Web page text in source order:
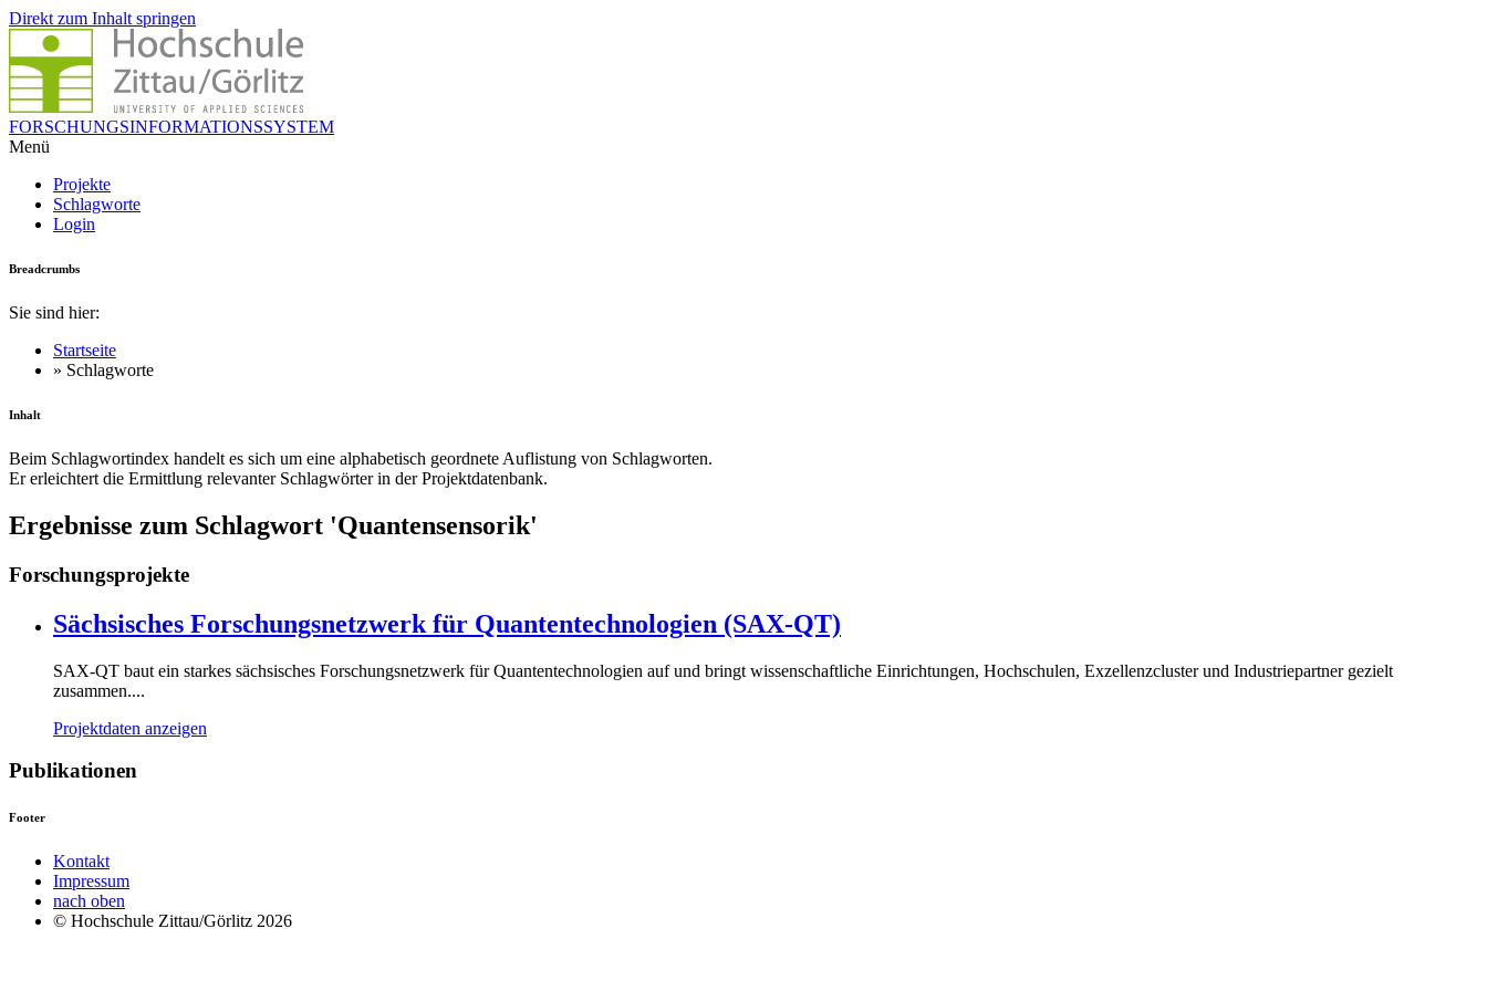
Direkt zum Inhalt springen
FORSCHUNGSINFORMATIONSSYSTEM
Menü
Projekte
Schlagworte
Login
Breadcrumbs
Sie sind hier:
Startseite
» Schlagworte
Inhalt
Beim Schlagwortindex handelt es sich um eine alphabetisch geordnete Auflistung von Schlagworten.
Er erleichtert die Ermittlung relevanter Schlagwörter in der Projektdatenbank.
Ergebnisse zum Schlagwort 'Quantensensorik'
Forschungsprojekte
Sächsisches Forschungsnetzwerk für Quantentechnologien (SAX-QT)
SAX-QT baut ein starkes sächsisches Forschungsnetzwerk für Quantentechnologien auf und bringt wissenschaftliche Einrichtungen, Hochschulen, Exzellenzcluster und Industriepartner gezielt
zusammen....
Projektdaten anzeigen
Publikationen
Footer
Kontakt
Impressum
nach oben
© Hochschule Zittau/Görlitz 2026